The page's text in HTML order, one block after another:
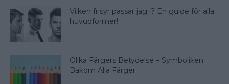
Vilken frisyr passar jag i? En guide för alla
huvudformer!
Olika Färgers Betydelse – Symboliken
Bakom Alla Färger